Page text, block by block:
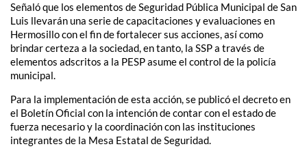
Señaló que los elementos de Seguridad Pública Municipal de San
Luis llevarán una serie de capacitaciones y evaluaciones en
Hermosillo con el fin de fortalecer sus acciones, así como
brindar certeza a la sociedad, en tanto, la SSP a través de
elementos adscritos a la PESP asume el control de la policía
municipal.
Para la implementación de esta acción, se publicó el decreto en
el Boletín Oficial con la intención de contar con el estado de
fuerza necesario y la coordinación con las instituciones
integrantes de la Mesa Estatal de Seguridad.